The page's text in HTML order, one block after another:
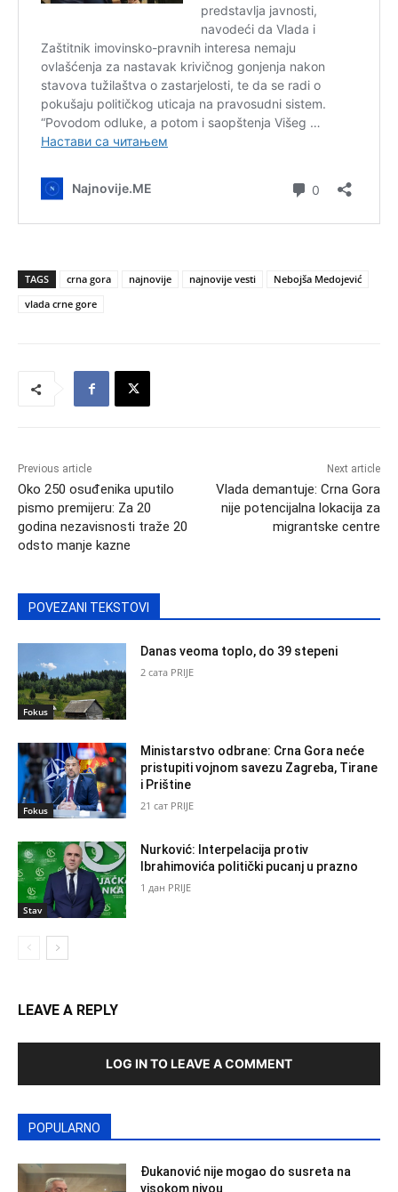
TAGS crna gora najnovije najnovije vesti
Nebojša Medojević
vlada crne gore
Previous article
Oko 250 osuđenika uputilo
pismo premijeru: Za 20
godina nezavisnosti traže 20
odsto manje kazne
Next article
Vlada demantuje: Crna Gora
nije potencijalna lokacija za
migrantske centre
POVEZANI TEKSTOVI
Fokus
Danas veoma toplo, do 39 stepeni
2 сата PRIJE
Fokus
Ministarstvo odbrane: Crna Gora neće
pristupiti vojnom savezu Zagreba, Tirane
i Prištine
21 сат PRIJE
Stav
Nurković: Interpelacija protiv
Ibrahimovića politički pucanj u prazno
1 дан PRIJE
LEAVE A REPLY
LOG IN TO LEAVE A COMMENT
POPULARNO
Đukanović nije mogao do susreta na
visokom nivou